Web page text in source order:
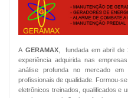
A GERAMAX, fundada em abril de
experiência adquirida nas
análise profunda no mercado
profissionais de qualidade. Formou-
eletrônicos treinados, qualificados e